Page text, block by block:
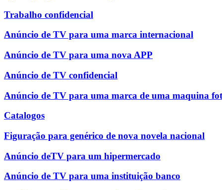
Trabalho confidencial
Anúncio de TV para uma marca internacional
Anúncio de TV para uma nova APP
Anúncio de TV confidencial
Anúncio de TV para uma marca de uma maquina
Catalogos
Figuração para genérico de nova novela nacional
Anúncio deTV para um hipermercado
Anúncio de TV para uma instituição banco